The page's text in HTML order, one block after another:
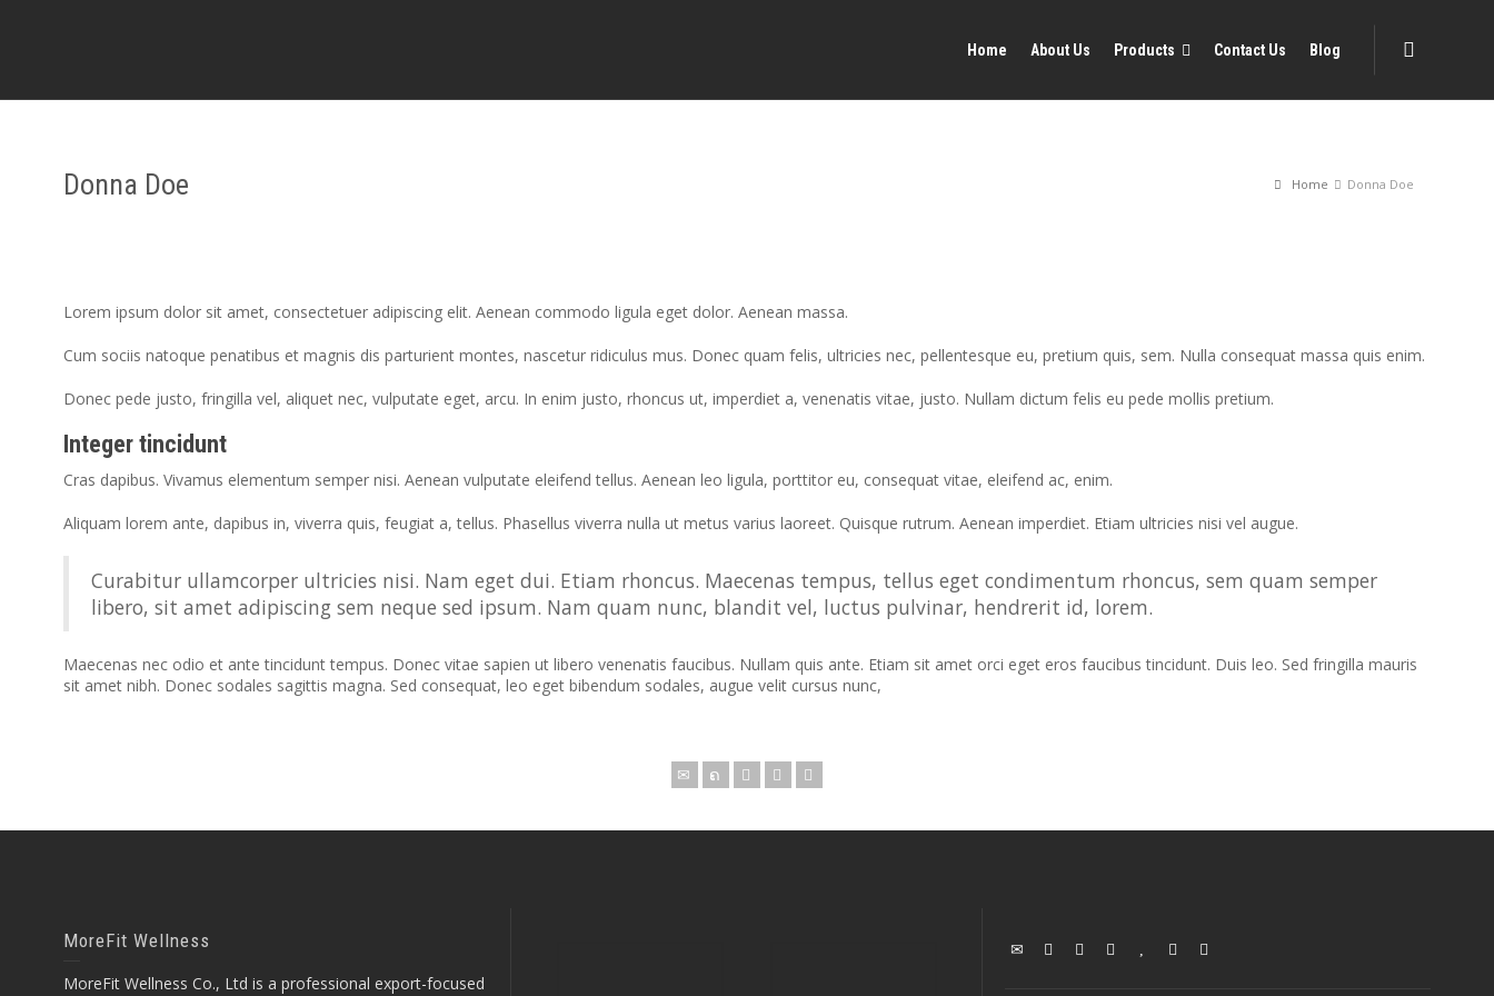
Home About Us Products Contact Us Blog
Home Donna Doe
Donna Doe
Lorem ipsum dolor sit amet, consectetuer adipiscing elit. Aenean commodo ligula eget dolor. Aenean massa.
Cum sociis natoque penatibus et magnis dis parturient montes, nascetur ridiculus mus. Donec quam felis, ultricies nec, pellentesque eu, pretium quis, sem. Nulla consequat massa quis enim.
Donec pede justo, fringilla vel, aliquet nec, vulputate eget, arcu. In enim justo, rhoncus ut, imperdiet a, venenatis vitae, justo. Nullam dictum felis eu pede mollis pretium.
Integer tincidunt
Cras dapibus. Vivamus elementum semper nisi. Aenean vulputate eleifend tellus. Aenean leo ligula, porttitor eu, consequat vitae, eleifend ac, enim.
Aliquam lorem ante, dapibus in, viverra quis, feugiat a, tellus. Phasellus viverra nulla ut metus varius laoreet. Quisque rutrum. Aenean imperdiet. Etiam ultricies nisi vel augue.
Curabitur ullamcorper ultricies nisi. Nam eget dui. Etiam rhoncus. Maecenas tempus, tellus eget condimentum rhoncus, sem quam semper
libero, sit amet adipiscing sem neque sed ipsum. Nam quam nunc, blandit vel, luctus pulvinar, hendrerit id, lorem.
Maecenas nec odio et ante tincidunt tempus. Donec vitae sapien ut libero venenatis faucibus. Nullam quis ante. Etiam sit amet orci eget eros faucibus tincidunt. Duis leo. Sed fringilla mauris
sit amet nibh. Donec sodales sagittis magna. Sed consequat, leo eget bibendum sodales, augue velit cursus nunc,
MoreFit Wellness
MoreFit Wellness Co., Ltd is a professional export-focused